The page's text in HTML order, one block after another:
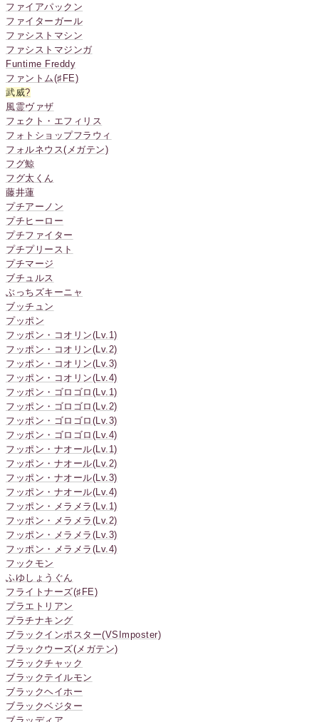
ファイアパックン
ファイターガール
ファシストマシン
ファシストマジンガ
Funtime Freddy
ファントム(♯FE)
武威?
風霊ヴァザ
フェクト・エフィリス
フォトショップフラウィ
フォルネウス(メガテン)
フグ鯨
フグ太くん
藤井蓮
プチアーノン
プチヒーロー
プチファイター
プチプリースト
プチマージ
ブチュルス
ぶっちズキーニャ
ブッチュン
プッポン
フッポン・コオリン(Lv.1)
フッポン・コオリン(Lv.2)
フッポン・コオリン(Lv.3)
フッポン・コオリン(Lv.4)
フッポン・ゴロゴロ(Lv.1)
フッポン・ゴロゴロ(Lv.2)
フッポン・ゴロゴロ(Lv.3)
フッポン・ゴロゴロ(Lv.4)
フッポン・ナオール(Lv.1)
フッポン・ナオール(Lv.2)
フッポン・ナオール(Lv.3)
フッポン・ナオール(Lv.4)
フッポン・メラメラ(Lv.1)
フッポン・メラメラ(Lv.2)
フッポン・メラメラ(Lv.3)
フッポン・メラメラ(Lv.4)
フックモン
ふゆしょうぐん
フライトナーズ(♯FE)
プラエトリアン
プラチナキング
ブラックインポスター(VSImposter)
ブラックウーズ(メガテン)
ブラックチャック
ブラックテイルモン
ブラックヘイホー
ブラックベジター